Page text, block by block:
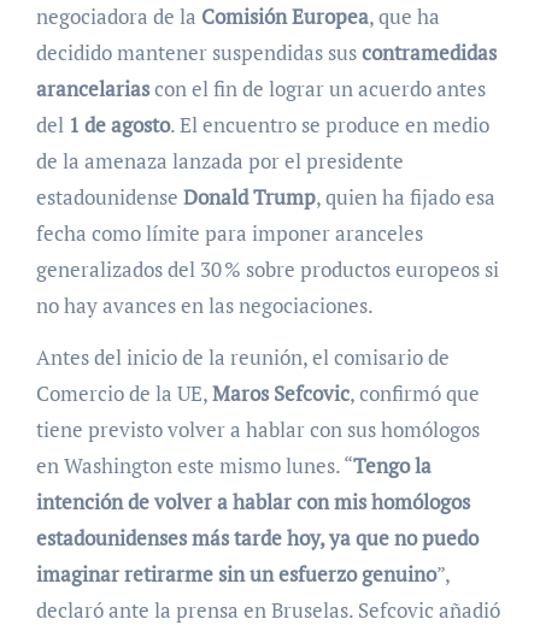
negociadora de la Comisión Europea, que ha
decidido mantener suspendidas suscontramedidas
arancelariascon el fin de lograr un acuerdo antes
del1 de agosto. El encuentro se produce en medio
de la amenaza lanzada por el presidente
estadounidense Donald Trump, quien ha fijado esa
fecha como límite para imponer aranceles
generalizados del 30 % sobre productos europeos si
no hay avances en las negociaciones.
Antes del inicio de la reunión, el comisario de
Comercio de la UE,Maros Sefcovic, confirmó que
tiene previsto volver a hablar con sus homólogos
en Washington este mismo lunes. “Tengo la
intención de volver a hablar con mis homólogos
estadounidenses más tarde hoy, ya que no puedo
imaginar retirarme sin un esfuerzo genuino”,
declaró ante la prensa en Bruselas. Sefcovic añadió